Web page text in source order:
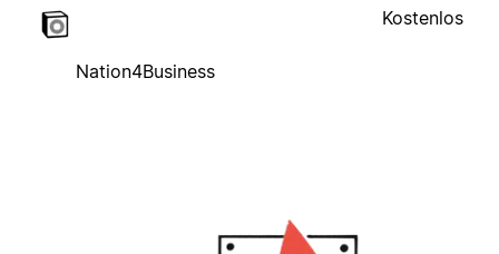
Nation4Business
Kostenlos